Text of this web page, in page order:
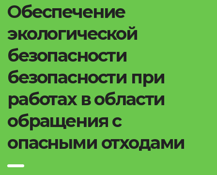
Обеспечение
экологической
безопасности
безопасности при
работах в области
обращения с
опасными отходами